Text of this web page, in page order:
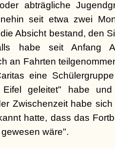
abträgliche
seit etwa zwei
Absicht bestand, den
habe seit Anfang
an Fahrten
eine
geleitet" habe
Zwischenzeit habe
hatte, dass das
wäre".